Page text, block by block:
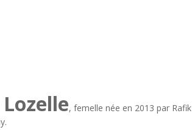
, femelle née en 2013 par Rafik